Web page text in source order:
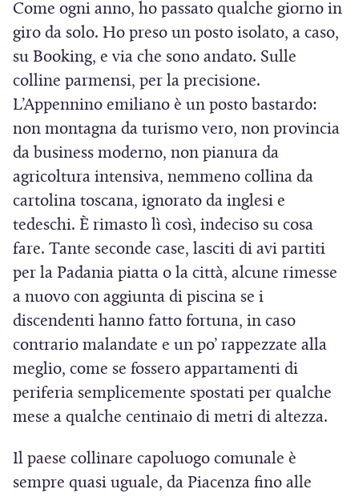
o
v
a
f
i
n
e
s
t
r
a
)
Come ogni anno, ho passato qualche giorno in
giro da solo. Ho preso un posto isolato, a caso,
su Booking, e via che sono andato. Sulle
colline parmensi, per la precisione.
L’Appennino emiliano è un posto bastardo:
non montagna da turismo vero, non provincia
da business moderno, non pianura da
agricoltura intensiva, nemmeno collina da
cartolina toscana, ignorato da inglesi e
tedeschi. È rimasto lì così, indeciso su cosa
fare. Tante seconde case, lasciti di avi partiti
per la Padania piatta o la città, alcune rimesse
a nuovo con aggiunta di piscina se i
discendenti hanno fatto fortuna, in caso
contrario malandate e un po’ rappezzate alla
meglio, come se fossero appartamenti di
periferia semplicemente spostati per qualche
mese a qualche centinaio di metri di altezza.
Il paese collinare capoluogo comunale è
sempre quasi uguale, da Piacenza fino alle